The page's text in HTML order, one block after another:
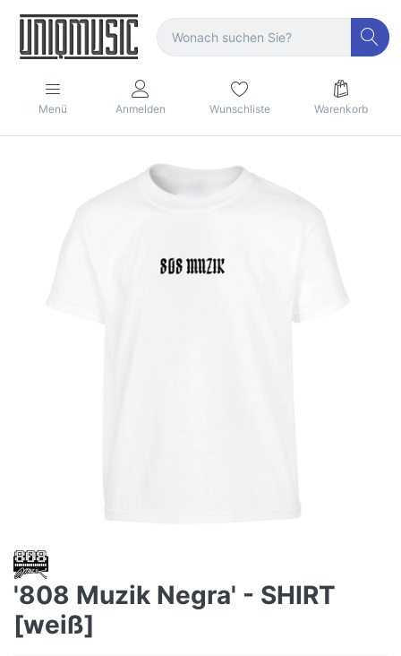
Menü Anmelden Wunschliste Warenkorb
'808 Muzik Negra' - SHIRT
[weiß]